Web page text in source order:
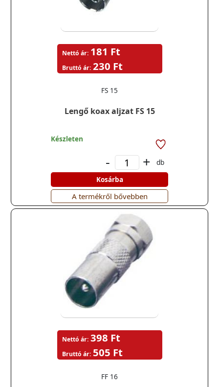
Lengő koax aljzat FS 15
FS 15
Nettó ár: 181 Ft
Bruttó ár: 230 Ft
Készleten
- +
db
Kosárba
A termékről bővebben
FF 16
Nettó ár: 398 Ft
Bruttó ár: 505 Ft